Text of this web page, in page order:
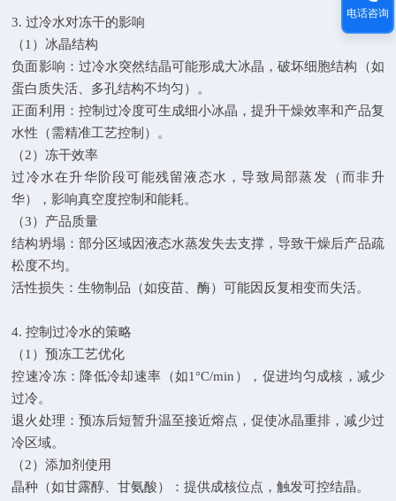
3. 过冷水对冻干的影响
（1）冰晶结构
负面影响：过冷水突然结晶可能形成大冰晶，破坏细胞结构（如
蛋白质失活、多孔结构不均匀）。
正面利用：控制过冷度可生成细小冰晶，提升干燥效率和产品复
水性（需精准工艺控制）。
（2）冻干效率
过冷水在升华阶段可能残留液态水，导致局部蒸发（而非升
华），影响真空度控制和能耗。
（3）产品质量
结构坍塌：部分区域因液态水蒸发失去支撑，导致干燥后产品疏
松度不均。
活性损失：生物制品（如疫苗、酶）可能因反复相变而失活。
4. 控制过冷水的策略
（1）预冻工艺优化
控速冷冻：降低冷却速率（如1°C/min），促进均匀成核，减少
过冷。
退火处理：预冻后短暂升温至接近熔点，促使冰晶重排，减少过
冷区域。
（2）添加剂使用
晶种（如甘露醇、甘氨酸）：提供成核位点，触发可控结晶。
电话咨询